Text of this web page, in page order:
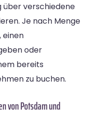
über verschiedene
Je nach Menge
einen
oder
bereits
zu buchen.
von Potsdam und